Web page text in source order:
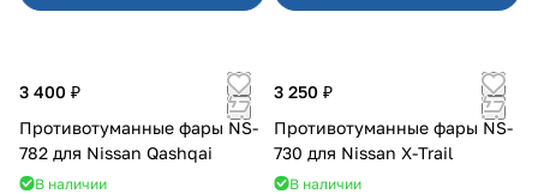
3 400 ₽
Противотуманные фары NS-
782 для Nissan Qashqai
В наличии
3 250 ₽
Противотуманные фары NS-
730 для Nissan X-Trail
В наличии